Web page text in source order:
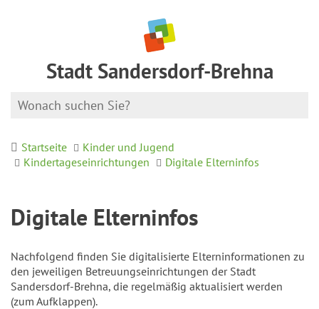
Stadt Sandersdorf-Brehna
Startseite
Kinder und Jugend
Kindertageseinrichtungen
Digitale Elterninfos
Digitale Elterninfos
Nachfolgend finden Sie digitalisierte Elterninformationen zu
den jeweiligen Betreuungseinrichtungen der Stadt
Sandersdorf-Brehna, die regelmäßig aktualisiert werden
(zum Aufklappen).